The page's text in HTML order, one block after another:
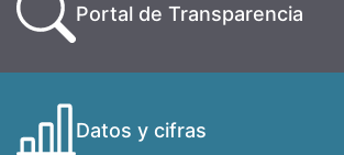
Portal de Transparencia
Datos y cifras